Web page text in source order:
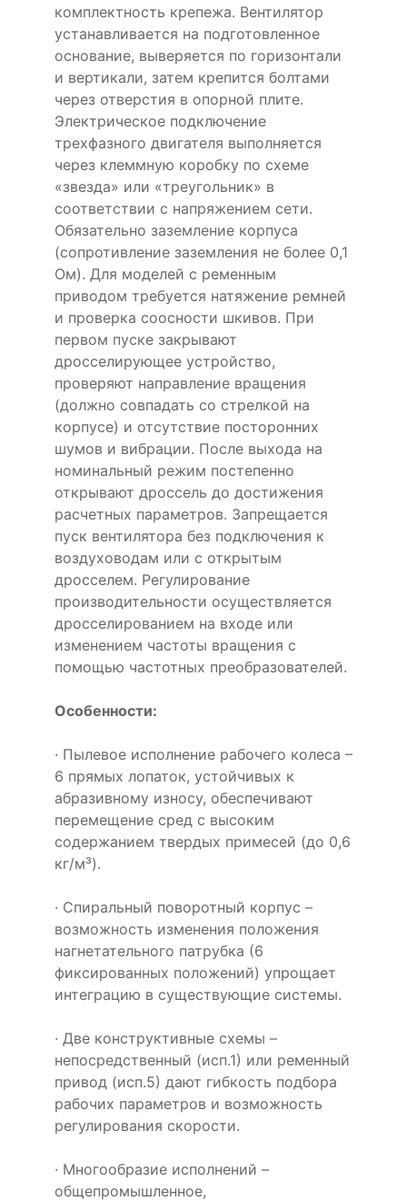
комплектность крепежа. Вентилятор
устанавливается на подготовленное
основание, выверяется по горизонтали
и вертикали, затем крепится болтами
через отверстия в опорной плите.
Электрическое подключение
трехфазного двигателя выполняется
через клеммную коробку по схеме
«звезда» или «треугольник» в
соответствии с напряжением сети.
Обязательно заземление корпуса
(сопротивление заземления не более 0,1
Ом). Для моделей с ременным
приводом требуется натяжение ремней
и проверка соосности шкивов. При
первом пуске закрывают
дросселирующее устройство,
проверяют направление вращения
(должно совпадать со стрелкой на
корпусе) и отсутствие посторонних
шумов и вибрации. После выхода на
номинальный режим постепенно
открывают дроссель до достижения
расчетных параметров. Запрещается
пуск вентилятора без подключения к
воздуховодам или с открытым
дросселем. Регулирование
производительности осуществляется
дросселированием на входе или
изменением частоты вращения с
помощью частотных преобразователей.
Особенности:
· Пылевое исполнение рабочего колеса –
6 прямых лопаток, устойчивых к
абразивному износу, обеспечивают
перемещение сред с высоким
содержанием твердых примесей (до 0,6
кг/м³).
· Спиральный поворотный корпус –
возможность изменения положения
нагнетательного патрубка (6
фиксированных положений) упрощает
интеграцию в существующие системы.
· Две конструктивные схемы –
непосредственный (исп.1) или ременный
привод (исп.5) дают гибкость подбора
рабочих параметров и возможность
регулирования скорости.
· Многообразие исполнений –
общепромышленное,